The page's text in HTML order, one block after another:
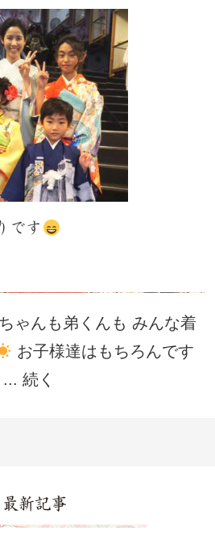
です
ゃんも弟くんも みんな着
お子様達はもちろんです
続く
最新記事